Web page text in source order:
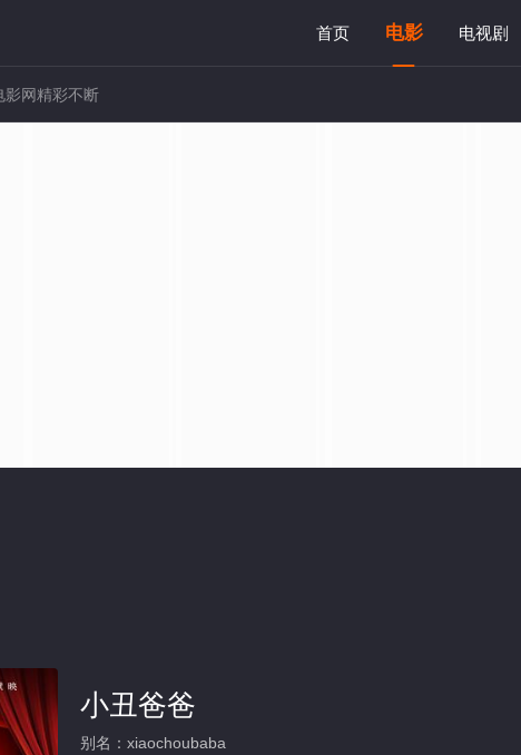
首页 电影 电视剧
小丑爸爸
别名：xiaochoubaba